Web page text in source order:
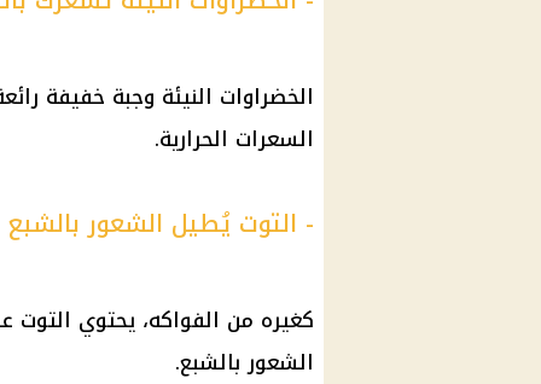
الخضراوات النيئة وجبة خفيفة
السعرات الحرارية.
- التوت يُطيل الشعور بالشبع
كغيره من الفواكه، يحتوي التوت
الشعور بالشبع.